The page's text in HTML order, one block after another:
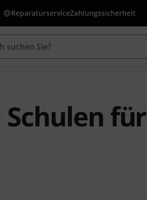
ReparaturserviceZahlungssicherheit
für